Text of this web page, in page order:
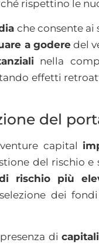
rispettino le
che consente
a goderedel
nella
effetti
del
capital
del rischio e
rischio più
dei
di